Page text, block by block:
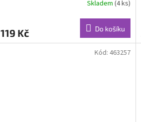
Skladem (4 ks)
119 Kč Do košíku
Kód: 463257